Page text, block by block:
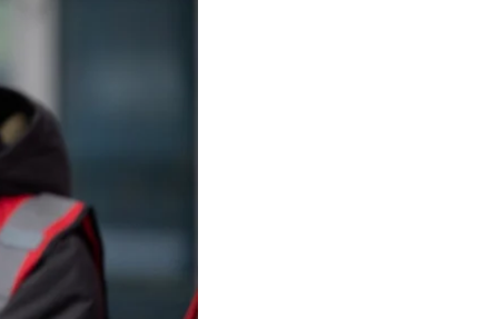
їхній дім
побиття Артема